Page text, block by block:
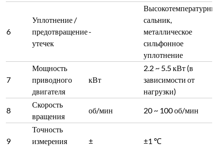
6
Уплотнение /
предотвращение
утечек
-
сальник,
металлическое
сильфонное
уплотнение
7
Мощность
приводного
двигателя
кВт
2.2 ~ 5.5 кВт (в
зависимости от
нагрузки)
8
Скорость
вращения
об/мин 20 ~ 100 об/мин
9
Точность
измерения
± ±1 ℃